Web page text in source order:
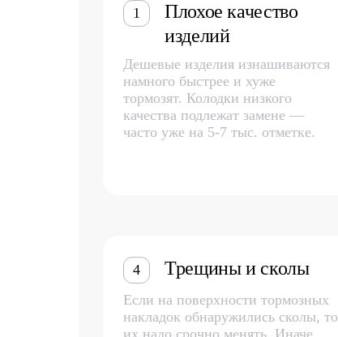
1
Плохое качество
изделий
Дешевые изделия изнашиваются
намного быстрее и хуже
тормозят. Колодки низкого
качества подлежат замене —
часто уже на 5-7 тыс. отметке.
4 Трещины и сколы
Если на поверхности тормозных
накладок обнаружились сколы, то
их надо срочно менять. Иначе